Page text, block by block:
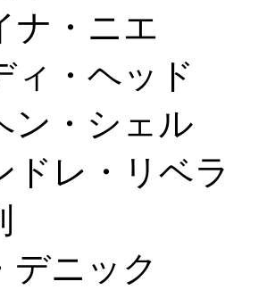
ナ・ニエ
ィ・ヘッド
ン・シェル
ドレ・リベラ
デニック